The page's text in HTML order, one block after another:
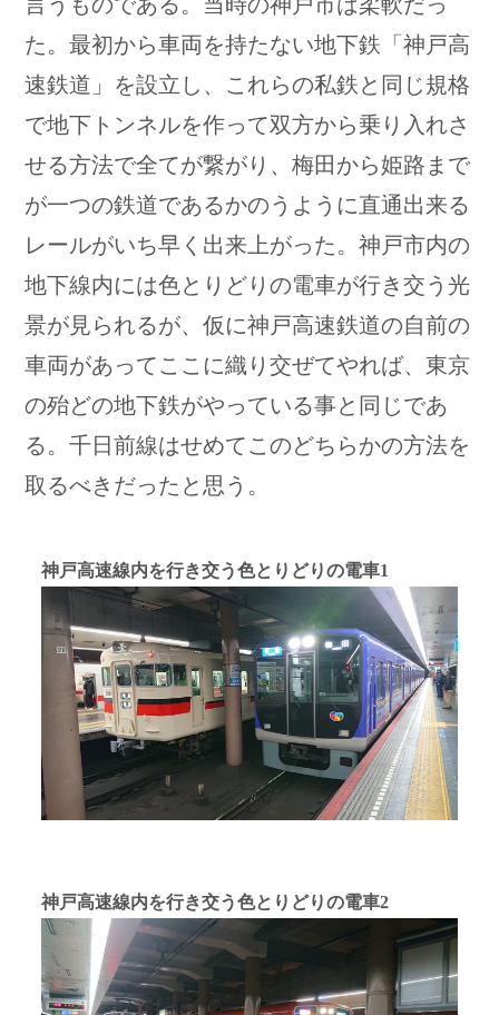
た。最初から車両を持たない地下鉄「神戸高
速鉄道」を設立し、これらの私鉄と同じ規格
で地下トンネルを作って双方から乗り入れさ
せる方法で全てが繋がり、梅田から姫路まで
が一つの鉄道であるかのうように直通出来る
レールがいち早く出来上がった。神戸市内の
地下線内には色とりどりの電車が行き交う光
景が見られるが、仮に神戸高速鉄道の自前の
車両があってここに織り交ぜてやれば、東京
の殆どの地下鉄がやっている事と同じであ
る。千日前線はせめてこのどちらかの方法を
取るべきだったと思う。
神戸高速線内を行き交う色とりどりの電車1
神戸高速線内を行き交う色とりどりの電車2